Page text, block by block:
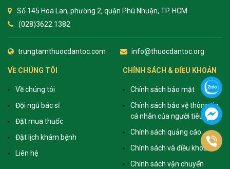
Số 145 Hoa Lan, phường 2, quận Phú Nhuận, TP. HCM
(028)3622 1382
trungtamthuocdantoc.com info@thuocdantoc.org
VỀ CHÚNG TÔI
Về chúng tôi
Đội ngũ bác sĩ
Đặt mua thuốc
Đặt lịch khám bệnh
Liên hệ
CHÍNH SÁCH & ĐIỀU KHOẢN
Chính sách bảo mật
Chính sách bảo vệ thông tin
cá nhân của người tiêu dùng
Chính sách quảng cáo
Chính sách và điều khoản
Chính sách vận chuyển